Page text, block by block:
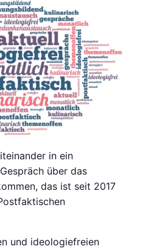
in ein
über das
das ist seit 2017
und ideologiefreien